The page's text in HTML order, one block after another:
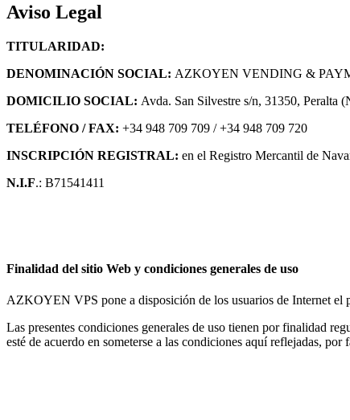
Aviso Legal
TITULARIDAD:
DENOMINACIÓN SOCIAL: AZKOYEN VENDING &
DOMICILIO SOCIAL: Avda. San Silvestre s/n, 31350, Peralta
TELÉFONO / FAX: +34 948 709 709 / +34 948 709 720
INSCRIPCIÓN REGISTRAL: en el Registro Mercantil de
N.I.F.: B71541411
Finalidad del sitio Web y condiciones generales de uso
AZKOYEN VPS pone a disposición de los usuarios de Internet el
Las presentes condiciones generales de uso tienen por finalidad
esté de acuerdo en someterse a las condiciones aquí reflejadas, por